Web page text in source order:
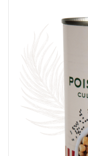
COMMENTAIRE *
En cochant cette
markal utilise
pour traiter et
commentaire de
plus
consulter la